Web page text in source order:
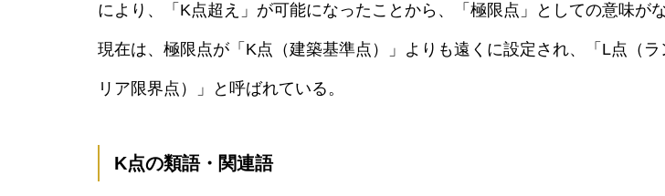
により、「K点超え」が可能になったことから、「極限点」としての意味がな
現在は、極限点が「K点（建築基準点）」よりも遠くに設定され、「L点（ラ
リア限界点）」と呼ばれている。
K点の類語・関連語